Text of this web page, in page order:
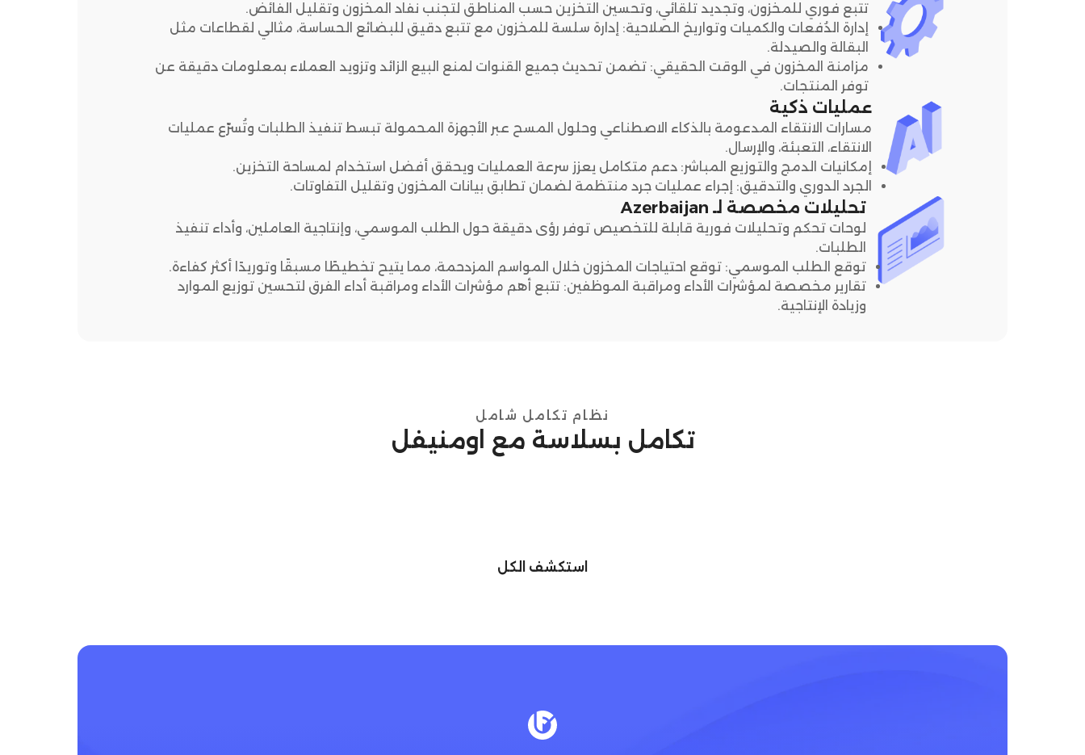
تتبع فوري للمخزون، وتجديد تلقائي، وتحسين التخزين حسب المناطق لتجنب نفاد المخزون وتقليل الفائض.
إدارة الدُفعات والكميات وتواريخ الصلاحية: إدارة سلسة للمخزون مع تتبع دقيق للبضائع الحساسة، مثالي لقطاعات مثل
البقالة والصيدلة.
مزامنة المخزون في الوقت الحقيقي: تضمن تحديث جميع القنوات لمنع البيع الزائد وتزويد العملاء بمعلومات دقيقة عن
توفر المنتجات.
عمليات ذكية
مسارات الانتقاء المدعومة بالذكاء الاصطناعي وحلول المسح عبر الأجهزة المحمولة تبسط تنفيذ الطلبات وتُسرّع عمليات
الانتقاء، التعبئة، والإرسال.
إمكانيات الدمج والتوزيع المباشر: دعم متكامل يعزز سرعة العمليات ويحقق أفضل استخدام لمساحة التخزين.
الجرد الدوري والتدقيق: إجراء عمليات جرد منتظمة لضمان تطابق بيانات المخزون وتقليل التفاوتات.
تحليلات مخصصة لـ Azerbaijan
لوحات تحكم وتحليلات فورية قابلة للتخصيص توفر رؤى دقيقة حول الطلب الموسمي، وإنتاجية العاملين، وأداء تنفيذ
الطلبات.
توقع الطلب الموسمي: توقع احتياجات المخزون خلال المواسم المزدحمة، مما يتيح تخطيطًا مسبقًا وتوريدًا أكثر كفاءة.
تقارير مخصصة لمؤشرات الأداء ومراقبة الموظفين: تتبع أهم مؤشرات الأداء ومراقبة أداء الفرق لتحسين توزيع الموارد
وزيادة الإنتاجية.
نظام تكامل شامل
تكامل بسلاسة مع اومنيفل
استكشف الكل